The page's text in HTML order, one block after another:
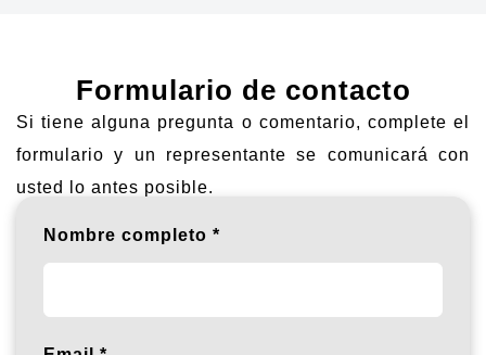
Formulario de contacto
Si tiene alguna pregunta o comentario, complete el
formulario y un representante se comunicará con
usted lo antes posible.
Nombre completo